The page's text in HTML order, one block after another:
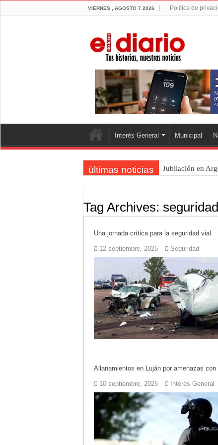
VIERNES , AGOSTO 7 2026 Política de
Interés General Municipal
ültimas noticias Jubilación en
Opinión:
Cédulas de
La 5° edición del
Agenda del
ANMAT retiró
Fiesta de la
Luján volvió al
Torres se
Patentes: La
Tag Archives: seguridad
Una jornada crítica para la seguridad vial
12 septiembre, 2025 Seguridad
Allanamientos en Luján por amenazas
10 septiembre, 2025 Interés General